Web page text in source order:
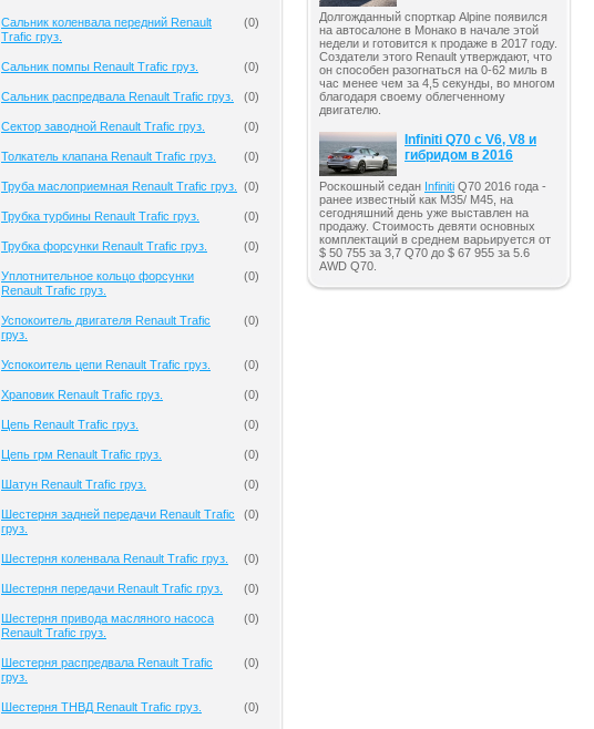
Сальник коленвала передний Renault
Trafic груз.
(0)
Сальник помпы Renault Trafic груз. (0)
Сальник распредвала Renault Trafic груз. (0)
Сектор заводной Renault Trafic груз. (0)
Толкатель клапана Renault Trafic груз. (0)
Труба маслоприемная Renault Trafic груз. (0)
Трубка турбины Renault Trafic груз. (0)
Трубка форсунки Renault Trafic груз. (0)
Уплотнительное кольцо форсунки
Renault Trafic груз.
(0)
Успокоитель двигателя Renault Trafic
груз.
(0)
Успокоитель цепи Renault Trafic груз. (0)
Храповик Renault Trafic груз. (0)
Цепь Renault Trafic груз. (0)
Цепь грм Renault Trafic груз. (0)
Шатун Renault Trafic груз. (0)
Шестерня задней передачи Renault Trafic
груз.
(0)
Шестерня коленвала Renault Trafic груз. (0)
Шестерня передачи Renault Trafic груз. (0)
Шестерня привода масляного насоса
Renault Trafic груз.
(0)
Шестерня распредвала Renault Trafic
груз.
(0)
Шестерня ТНВД Renault Trafic груз. (0)
Долгожданный спорткар Alpine появился
на автосалоне в Монако в начале этой
недели и готовится к продаже в 2017 году.
Создатели этого Renault утверждают, что
он способен разогнаться на 0-62 миль в
час менее чем за 4,5 секунды, во многом
благодаря своему облегченному
двигателю.
Infiniti Q70 с V6, V8 и
гибридом в 2016
Роскошный седан Infiniti Q70 2016 года -
ранее известный как M35/ M45, на
сегодняшний день уже выставлен на
продажу. Стоимость девяти основных
комплектаций в среднем варьируется от
$ 50 755 за 3,7 Q70 до $ 67 955 за 5.6
AWD Q70.